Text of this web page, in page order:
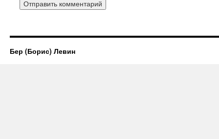
Бер (Борис) Левин